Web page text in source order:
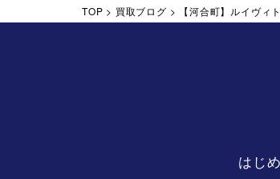
TOP > 買取ブログ > 【河合町】ルイヴィ
はじ